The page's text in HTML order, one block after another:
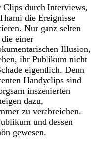
Clips durch Interviews,
die Ereignisse
Nur ganz selten
einer
Illusion,
ihr Publikum nicht
eigentlich. Denn
Handyclips sind
inszenierten
dazu,
zu verabreichen.
und dessen
gewesen.